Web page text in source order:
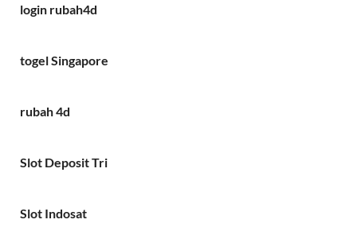
login rubah4d
togel Singapore
rubah 4d
Slot Deposit Tri
Slot Indosat